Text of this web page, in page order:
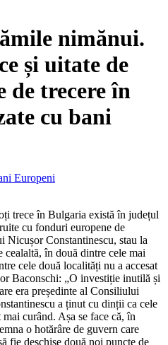
nimănui.
și uitate de
de trecere în
cu bani
Europeni
trece în Bulgaria există în județul
cu fonduri europene de
Constantinescu, stau la
în două dintre cele mai
cele două localități nu a accesat
Baconschi: „O investiție inutilă și
era președinte al Consiliului
a ținut cu dinții ca cele
curând. Așa se face că, în
o hotărâre de guvern care
fie deschise două noi puncte de